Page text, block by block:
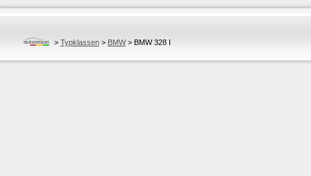
> Typklassen > BMW> BMW 328 I